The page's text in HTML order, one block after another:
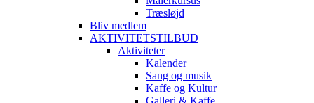
Træsløjd
Bliv medlem
AKTIVITETSTILBUD
Aktiviteter
Kalender
Sang og musik
Kaffe og Kultur
Galleri & Kaffe